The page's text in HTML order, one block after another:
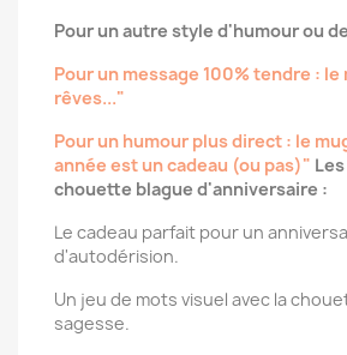
Pour un autre style d'humour ou
Pour un message 100% tendre : le
rêves..."
Pour un humour plus direct : le
année est un cadeau (ou pas)"
chouette blague d'anniversaire :
Le cadeau parfait pour un
d'autodérision.
Un jeu de mots visuel avec la
sagesse.